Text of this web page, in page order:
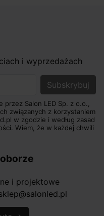
i wyprzedażach
Salon LED Sp. z o.o.,
związanych z korzystaniem
w zgodzie i według zasad
Wiem, że w każdej chwili
i projektowe